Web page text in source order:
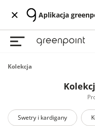
Aplikacja
Kolekcja
Swetry i kardigany